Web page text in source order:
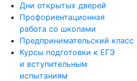
Дни открытых дверей
Профориентационная
работа со школами
Предпринимательский класс
Курсы подготовки к ЕГЭ
и вступительным
испытаниям